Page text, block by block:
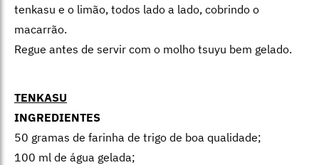
tenkasu e o limão, todos lado a lado, cobrindo o
macarrão.
Regue antes de servir com o molho tsuyu bem gelado.
TENKASU
INGREDIENTES
50 gramas de farinha de trigo de boa qualidade;
100 ml de água gelada;